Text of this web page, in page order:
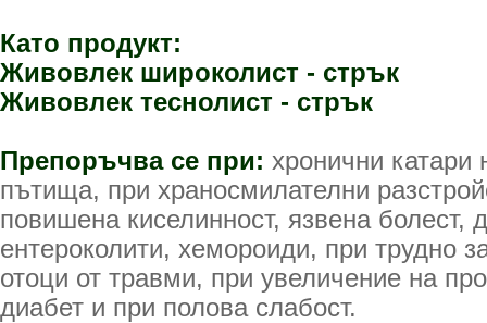
Като продукт:
Живовлек широколист - стрък
Живовлек теснолист - стрък
Препоръчва се при: хронични катари
пътища, при храносмилателни
повишена киселинност, язвена болест,
ентероколити, хемороиди, при трудно
отоци от травми, при увеличение на
диабет и при полова слабост.